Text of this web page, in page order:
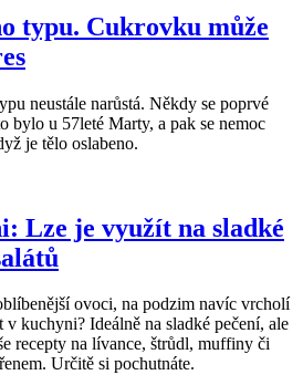
typu. Cukrovku může
neustále narůstá. Někdy se poprvé
bylo u 57leté Marty, a pak se nemoc
je tělo oslabeno.
Lze je využít na sladké
ovoci, na podzim navíc vrcholí
kuchyni? Ideálně na sladké pečení, ale
recepty na lívance, štrůdl, muffiny či
Určitě si pochutnáte.